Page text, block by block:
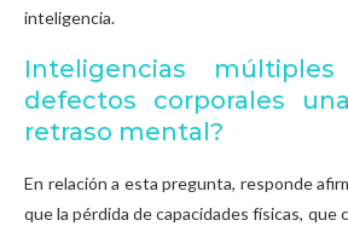
inteligencia.
Inteligencias
defectos corporales
retraso mental?
En relación a esta pregunta, responde
que la pérdida de capacidades físicas, que